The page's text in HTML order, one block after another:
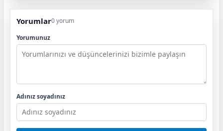
Yorumlar0 yorum
Yorumunuz
Adınız soyadınız